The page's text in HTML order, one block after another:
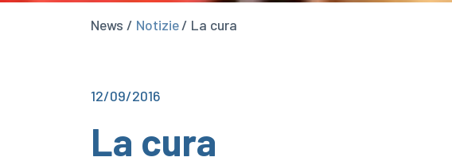
News / Notizie/ La cura
12/09/2016
La cura